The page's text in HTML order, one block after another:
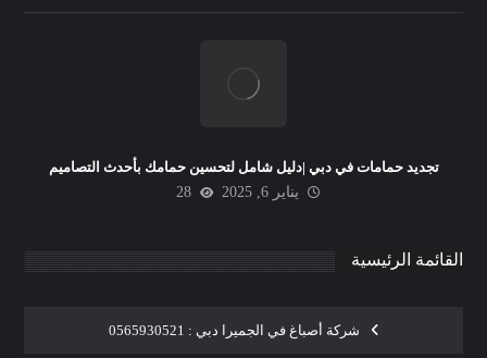
تجديد حمامات في دبي |دليل شامل لتحسين حمامك بأحدث التصاميم
يناير 6, 2025
28
القائمة الرئيسية
شركة أصباغ في الجميرا دبي : 0565930521